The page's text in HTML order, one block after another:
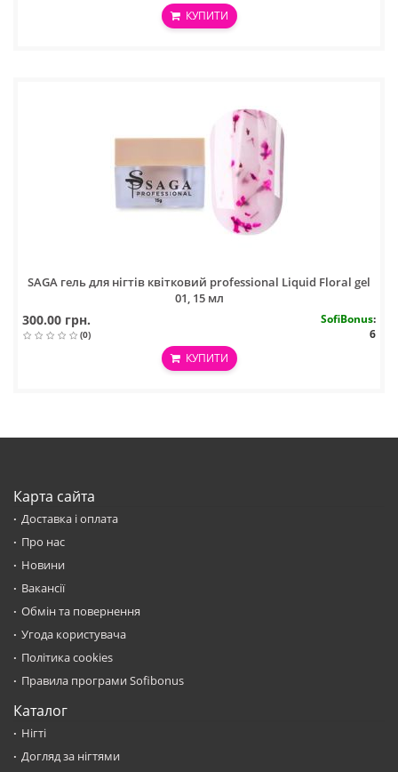
КУПИТИ
SAGA гель для нігтів квітковий professional Liquid Floral gel
01, 15 мл
300.00 грн.
(0)
SofiBonus:
6
КУПИТИ
Карта сайта
Доставка і оплата
Про нас
Новини
Вакансії
Обмін та повернення
Угода користувача
Політика cookies
Правила програми Sofibonus
Каталог
Нігті
Догляд за нігтями